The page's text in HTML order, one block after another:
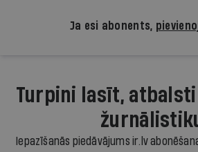
Ja esi abonents,
Turpini lasīt,
Iepazīšanās piedāvājums ir.lv